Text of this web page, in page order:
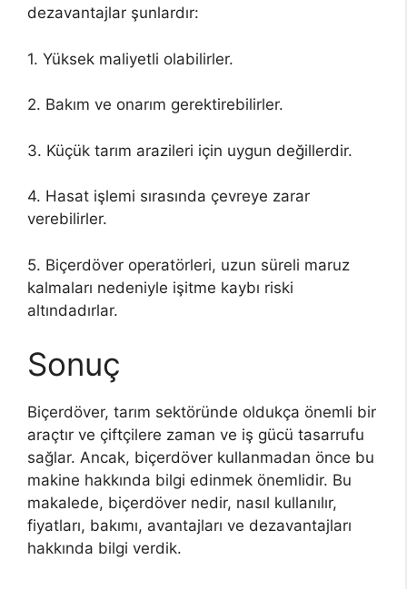
dezavantajlar şunlardır:
1. Yüksek maliyetli olabilirler.
2. Bakım ve onarım gerektirebilirler.
3. Küçük tarım arazileri için uygun değillerdir.
4. Hasat işlemi sırasında çevreye zarar
verebilirler.
5. Biçerdöver operatörleri, uzun süreli maruz
kalmaları nedeniyle işitme kaybı riski
altındadırlar.
Sonuç
Biçerdöver, tarım sektöründe oldukça önemli bir
araçtır ve çiftçilere zaman ve iş gücü tasarrufu
sağlar. Ancak, biçerdöver kullanmadan önce bu
makine hakkında bilgi edinmek önemlidir. Bu
makalede, biçerdöver nedir, nasıl kullanılır,
fiyatları, bakımı, avantajları ve dezavantajları
hakkında bilgi verdik.